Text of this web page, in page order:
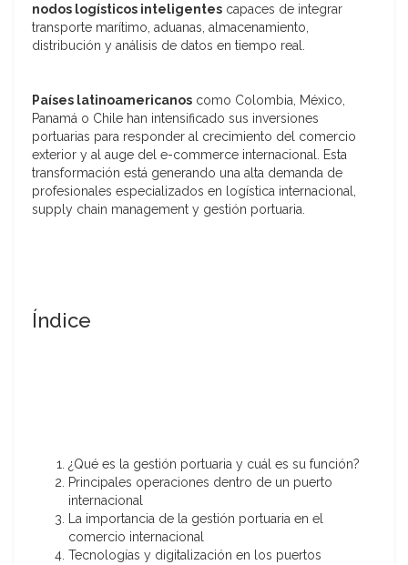
nodos logísticos inteligentes capaces de integrar
transporte marítimo, aduanas, almacenamiento,
distribución y análisis de datos en tiempo real.
Países latinoamericanos como Colombia, México,
Panamá o Chile han intensificado sus inversiones
portuarias para responder al crecimiento del comercio
exterior y al auge del e-commerce internacional. Esta
transformación está generando una alta demanda de
profesionales especializados en logística internacional,
supply chain management y gestión portuaria.
Índice
¿Qué es la gestión portuaria y cuál es su función?
Principales operaciones dentro de un puerto
internacional
La importancia de la gestión portuaria en el
comercio internacional
Tecnologías y digitalización en los puertos